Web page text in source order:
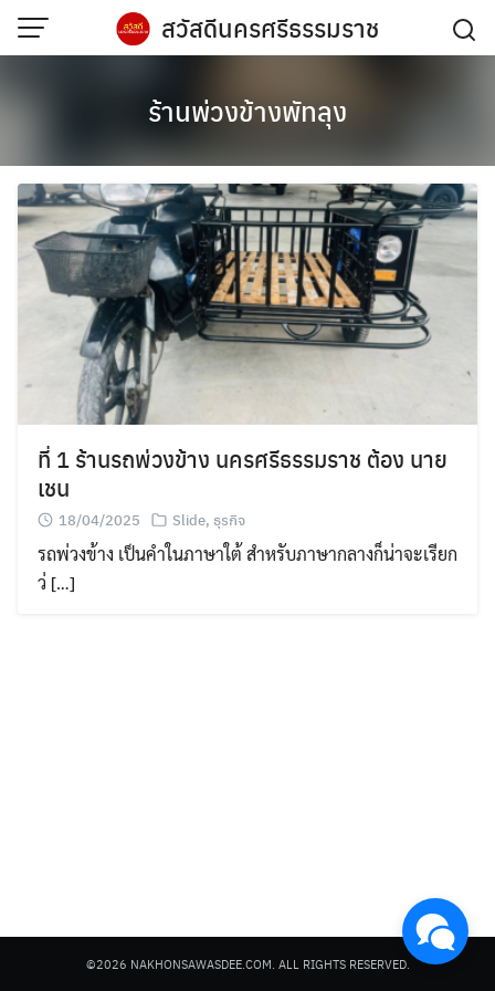
Skip
สวัสดีนครศรีธรรมราช
ร้านพ่วงข้างพัทลุง
ที่ 1 ร้านรถพ่วงข้าง นครศรีธรรมราช ต้อง นาย
เชน
18/04/2025 Slide, ธุรกิจ
รถพ่วงข้าง เป็นคำในภาษาใต้ สำหรับภาษากลางก็น่าจะเรียก
ว่ […]
©2026 NAKHONSAWASDEE.COM. ALL RIGHTS RESERVED.